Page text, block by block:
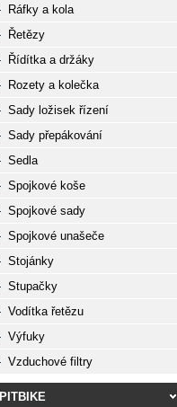
Ráfky a kola
Řetězy
Řídítka a držáky
Rozety a kolečka
Sady ložisek řízení
Sady přepákování
Sedla
Spojkové koše
Spojkové sady
Spojkové unašeče
Stojánky
Stupačky
Vodítka řetězu
Výfuky
Vzduchové filtry
PITBIKE